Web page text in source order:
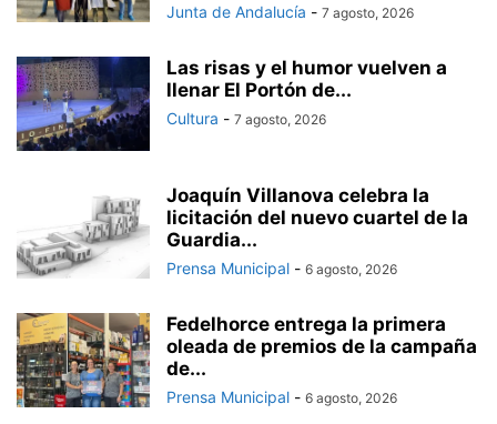
Junta de Andalucía - 7 agosto, 2026
Las risas y el humor vuelven a
llenar El Portón de...
Cultura - 7 agosto, 2026
Joaquín Villanova celebra la
licitación del nuevo cuartel de la
Guardia...
Prensa Municipal - 6 agosto, 2026
Fedelhorce entrega la primera
oleada de premios de la campaña
de...
Prensa Municipal - 6 agosto, 2026